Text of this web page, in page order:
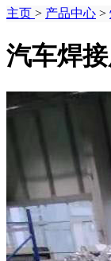
主页 > 产品中心 >
汽车焊